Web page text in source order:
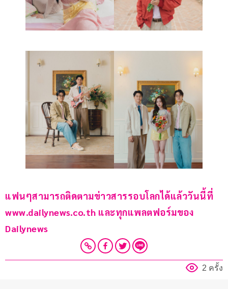
แฟนๆสามารถติดตามข่าวสารรอบโลกได้แล้ววันนี้ที่
www.dailynews.co.th และทุกแพลตฟอร์มของ
Dailynews
2 ครั้ง